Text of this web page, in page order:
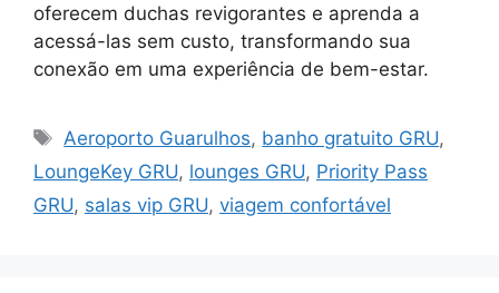
oferecem duchas revigorantes e aprenda a
acessá-las sem custo, transformando sua
conexão em uma experiência de bem-estar.
Tags
Aeroporto Guarulhos, banho gratuito GRU,
LoungeKey GRU, lounges GRU, Priority Pass
GRU, salas vip GRU, viagem confortável